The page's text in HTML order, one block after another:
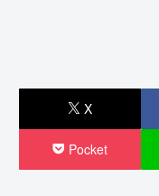
X
Pocket